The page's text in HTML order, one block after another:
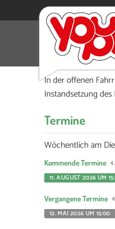
Wer Probleme
Bürgerhauses
In der offenen
Instandsetzung des
Termine
Wöchentlich am
Kommende Termine
11. AUGUST 2026 UM
Vergangene Termine
12. MAI 2026 UM 15:00